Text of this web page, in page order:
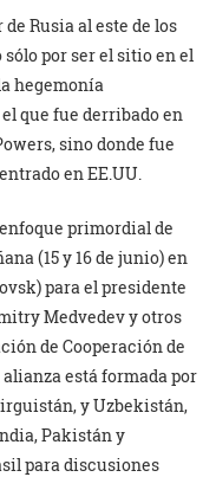
Rusia al este de los
por ser el sitio en el
hegemonía
que fue derribado en
sino donde fue
en EE.UU.
primordial de
(15 y 16 de junio) en
para el presidente
Medvedev y otros
de Cooperación de
alianza está formada por
y Uzbekistán,
Pakistán y
para discusiones